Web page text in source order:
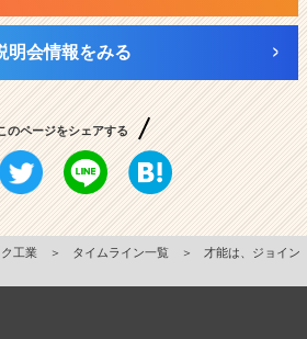
明会情報をみる
のページをシェアする
工業 ＞ タイムライン一覧 ＞
才能は、ジョイン